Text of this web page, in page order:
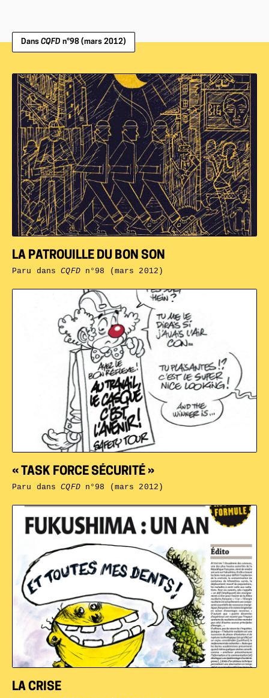
Dans CQFD n°98 (mars 2012)
LA CRISE
« TASK FORCE SÉCURITÉ »
Paru dansCQFDn°98 (mars 2012)
LA PATROUILLE DU BON SON
Paru dansCQFDn°98 (mars 2012)